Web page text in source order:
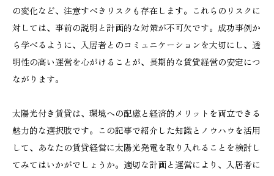
の変化など、注意すべきリスクも存在します。これらのリスクに
対しては、事前の説明と計画的な対策が不可欠です。成功事例か
ら学べるように、入居者とのコミュニケーションを大切にし、透
明性の高い運営を心がけることが、長期的な賃貸経営の安定につ
ながります。
太陽光付き賃貸は、環境への配慮と経済的メリットを両立できる
魅力的な選択肢です。この記事で紹介した知識とノウハウを活用
して、あなたの賃貸経営に太陽光発電を取り入れることを検討し
てみてはいかがでしょうか。適切な計画と運営により、入居者に